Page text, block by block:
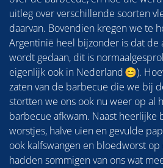
uitleg over verschillende soorten
daarvan. Bovendien kregen we te
Argentinië heel bijzonder is dat de
wordt gedaan, dit is
eigenlijk ook in Nederland 😊).
zaten van de barbecue die we bij
stortten we ons ook nu weer op al
barbecue afkwam. Naast
worstjes, halve uien en gevulde
ook kalfswangen en bloedworst
hadden sommigen van ons wat